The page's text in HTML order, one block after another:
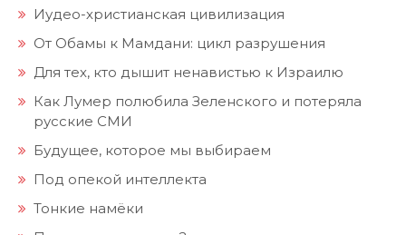
Иудео-христианская цивилизация
От Обамы к Мамдани: цикл разрушения
Для тех, кто дышит ненавистью к Израилю
Как Лумер полюбила Зеленского и потеряла
русские СМИ
Будущее, которое мы выбираем
Под опекой интеллекта
Тонкие намёки